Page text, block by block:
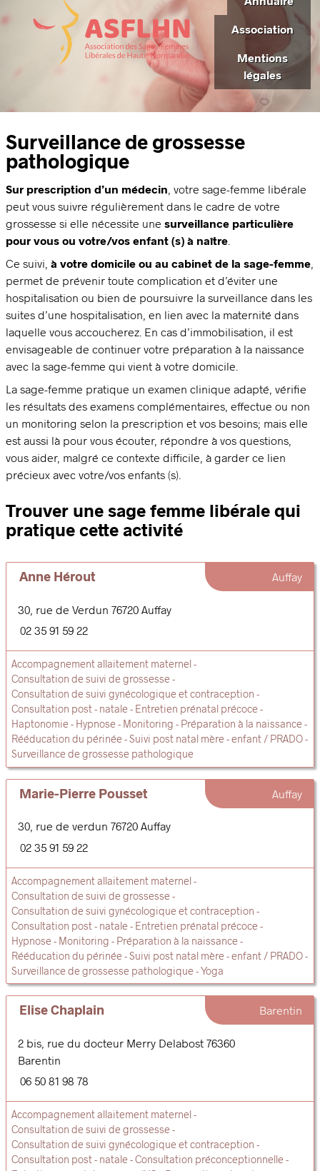
Association
Mentions
légales
Surveillance de grossesse
pathologique
Sur prescription d’un médecin , votre sage-femme libérale
peut vous suivre régulièrement dans le cadre de votre
grossesse si elle nécessite une surveillance particulière
pour vous ou votre/vos enfant (s) à naître
Ce suivi, à votre domicile ou au cabinet de la sage-femme
permet de prévenir toute complication et d’éviter une
hospitalisation ou bien de poursuivre la surveillance dans les
suites d’une hospitalisation, en lien avec la maternité dans
laquelle vous accoucherez. En cas d’immobilisation, il est
envisageable de continuer votre préparation à la naissance
avec la sage-femme qui vient à votre domicile.
La sage-femme pratique un examen clinique adapté, vérifie
les résultats des examens complémentaires, effectue ou non
un monitoring selon la prescription et vos besoins; mais elle
est aussi là pour vous écouter, répondre à vos questions,
vous aider, malgré ce contexte difficile, à garder ce lien
précieux avec votre/vos enfants (s).
Trouver une sage femme libérale qui
pratique cette activité
Anne Hérout Auffay
30, rue de Verdun 76720 Auffay
02 35 91 59 22
Accompagnement allaitement maternel
Consultation de suivi de grossesse
Consultation de suivi gynécologique et contraception
Consultation post - natale
Entretien prénatal précoce
Haptonomie
Hypnose Monitoring
Préparation à la naissance
Rééducation du périnée
Suivi post natal mère - enfant / PRADO
Surveillance de grossesse pathologique
Marie-Pierre Pousset Auffay
30, rue de verdun 76720 Auffay
02 35 91 59 22
Accompagnement allaitement maternel
Consultation de suivi de grossesse
Consultation de suivi gynécologique et contraception
Consultation post - natale
Entretien prénatal précoce
Hypnose
Monitoring
Préparation à la naissance
Rééducation du périnée
Suivi post natal mère - enfant / PRADO
Surveillance de grossesse pathologique
Yoga
Elise Chaplain Barentin
2 bis, rue du docteur Merry Delabost 76360
Barentin
06 50 81 98 78
Accompagnement allaitement maternel
Consultation de suivi de grossesse
Consultation de suivi gynécologique et contraception
Consultation post - natale
Consultation préconceptionnelle